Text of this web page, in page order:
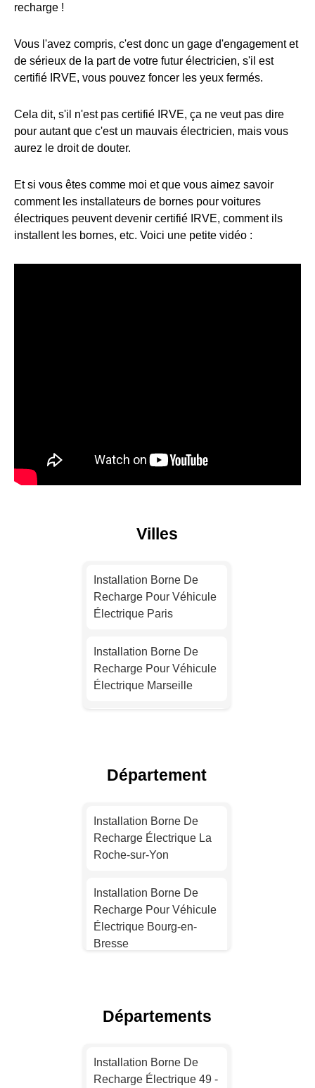
recharge !
Vous l'avez compris, c'est donc un gage d'engagement et
de sérieux de la part de votre futur électricien, s'il est
certifié IRVE, vous pouvez foncer les yeux fermés.
Cela dit, s'il n'est pas certifié IRVE, ça ne veut pas dire
pour autant que c'est un mauvais électricien, mais vous
aurez le droit de douter.
Et si vous êtes comme moi et que vous aimez savoir
comment les installateurs de bornes pour voitures
électriques peuvent devenir certifié IRVE, comment ils
installent les bornes, etc. Voici une petite vidéo :
Villes
Installation Borne De
Recharge Pour Véhicule
Électrique Paris
Installation Borne De
Recharge Pour Véhicule
Électrique Marseille
Toulouse
Électrique Nice
Installation Borne De
Installation Borne De
Recharge Électrique
Installation Borne De
Département
Installation Borne De
Recharge Électrique La
Roche-sur-Yon
Installation Borne De
Recharge Pour Véhicule
Électrique Bourg-en-
Bresse
Roanne
Recharge Électrique
Départements
Installation Borne De
Recharge Électrique 49 -